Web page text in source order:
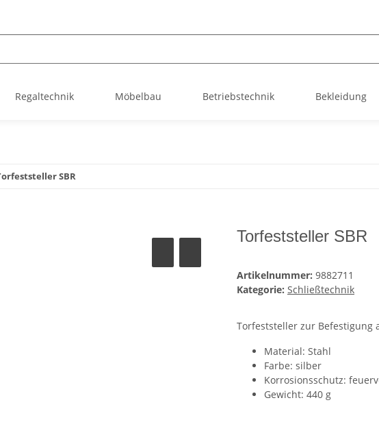
Regaltechnik Möbelbau Betriebstechnik Bekleidung
SBR
Torfeststeller SBR
Artikelnummer: 9882711
Kategorie: Schließtechnik
Torfeststeller zur Befestigung
Material: Stahl
Farbe: silber
Korrosionsschutz:
Gewicht: 440 g